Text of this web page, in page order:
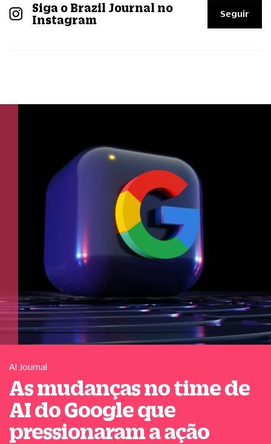
Siga o Brazil Journal no
Instagram
Seguir
AI Journal
As mudanças no time de
AI do Google que
pressionaram a ação